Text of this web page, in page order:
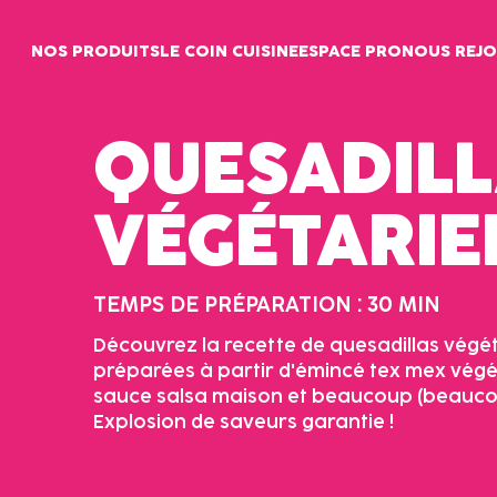
NOS PRODUITSLE COIN CUISINEESPACE PRONOUS
TEMPS DE PRÉPARATION : 30 MIN
Découvrez la recette de quesadillas
préparées à partir d'émincé tex mex
sauce salsa maison et beaucoup
Explosion de saveurs garantie !